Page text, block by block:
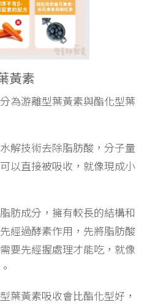
黃素
為游離型葉黃素與酯化型葉
解技術去除脂肪酸，分子量
以直接被吸收，就像現成小
肪成分，擁有較長的結構和
經過酵素作用，先將脂肪酸
要先經握處理才能吃，就像
葉黃素吸收會比酯化型好，